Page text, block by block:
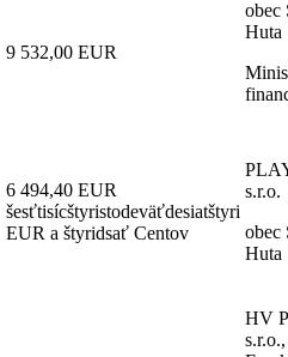
9 532,00 EUR
obec
Huta
6 494,40 EUR
šesťtisícštyristodeväťdesiatštyri
EUR a štyridsať Centov
s.r.o.
obec
Huta
HV